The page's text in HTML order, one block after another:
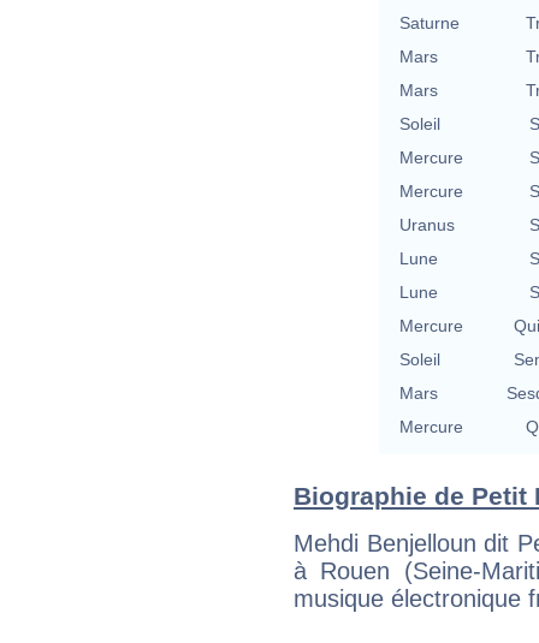
Saturne
Mars
Mars
Soleil
Mercure
Mercure
Uranus
Lune
Lune
Mercure
Soleil
Mars
Mercure
Biographie de Petit
Mehdi Benjelloun dit
à Rouen (Seine-
musique électronique